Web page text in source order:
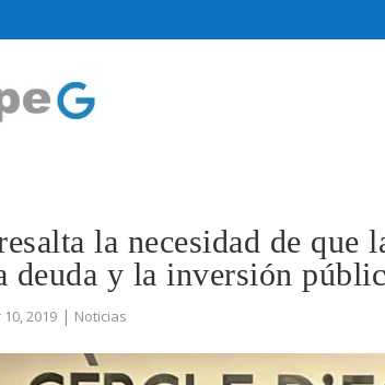
la necesidad de
deuda y la inversión
10, 2019 | Noticias